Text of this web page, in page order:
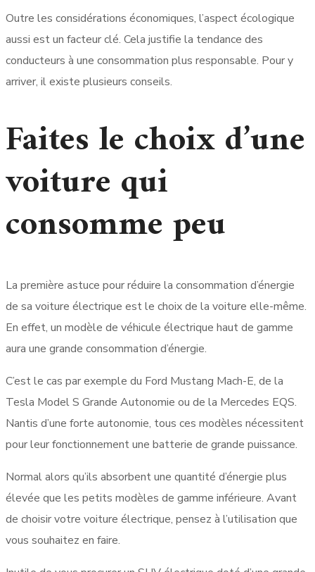
Outre les considérations économiques, l’aspect écologique
aussi est un facteur clé. Cela justifie la tendance des
conducteurs à une consommation plus responsable. Pour y
arriver, il existe plusieurs conseils.
Faites le choix d’une
voiture qui
consomme peu
La première astuce pour réduire la consommation d’énergie
de sa voiture électrique est le choix de la voiture elle-même.
En effet, un modèle de véhicule électrique haut de gamme
aura une grande consommation d’énergie.
C’est le cas par exemple du Ford Mustang Mach-E, de la
Tesla Model S Grande Autonomie ou de la Mercedes EQS.
Nantis d’une forte autonomie, tous ces modèles nécessitent
pour leur fonctionnement une batterie de grande puissance.
Normal alors qu’ils absorbent une quantité d’énergie plus
élevée que les petits modèles de gamme inférieure. Avant
de choisir votre voiture électrique, pensez à l’utilisation que
vous souhaitez en faire.